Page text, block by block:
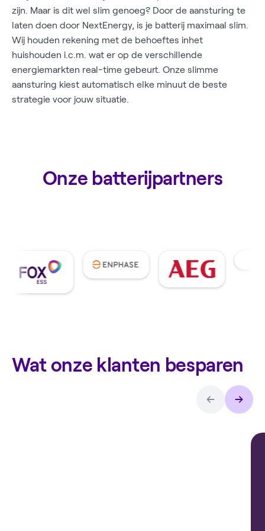
zijn. Maar is dit wel slim genoeg? Door de aansturing te
laten doen door NextEnergy, is je batterij maximaal slim.
Wij houden rekening met de behoeftes inhet
huishouden i.c.m. wat er op de verschillende
energiemarkten real-time gebeurt. Onze slimme
aansturing kiest automatisch elke minuut de beste
strategie voor jouw situatie.
Onze batterijpartners
Wat onze klanten besparen